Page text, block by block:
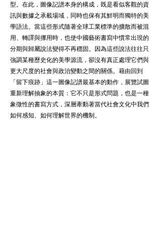
型。在此，圖像記譜本身的構成，既是看似客觀的資
訊與數據之承載場域，同時也保有其鮮明而獨特的美
學語法。當這些形式隨著全球工業標準的擴散而被混
用、轉譯與挪用時，也使中國藝術書寫中慣常出現的
分期與歸屬說法變得不再穩固。因為這些說法往往只
強調某種歷史化的美學源流，卻沒有真正處理它們與
更大尺度的社會與政治變動之間的關係。藉由回到
「留下痕跡」這一圖像記譜最基本的動作，展覽試圖
重新理解抽象的本質：它不只是形式問題，也是一種
象徵性的書寫方式，深層牽動著當代社會文化中我們
如何感知、如何理解世界的機制。